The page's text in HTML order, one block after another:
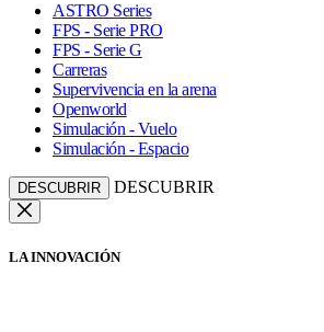
ASTRO Series
FPS - Serie PRO
FPS - Serie G
Carreras
Supervivencia en la arena
Openworld
Simulación - Vuelo
Simulación - Espacio
DESCUBRIR DESCUBRIR
LA INNOVACIÓN